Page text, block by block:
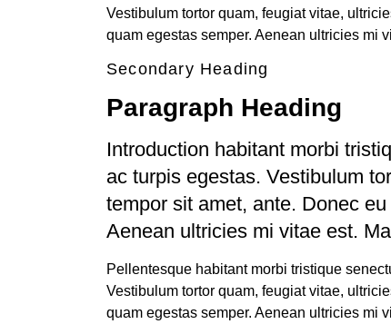
Vestibulum tortor quam, feugiat vitae,
quam egestas semper. Aenean ultricies mi
Secondary Heading
Paragraph Heading
Introduction habitant morbi
ac turpis egestas. Vestibulum
tempor sit amet, ante. Donec
Aenean ultricies mi vitae est.
Pellentesque habitant morbi tristique
Vestibulum tortor quam, feugiat vitae,
quam egestas semper. Aenean ultricies mi